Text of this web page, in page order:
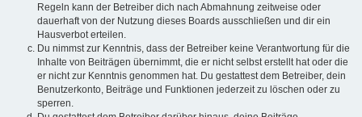
Regeln kann der Betreiber dich nach Abmahnung zeitweise oder
dauerhaft von der Nutzung dieses Boards ausschließen und dir ein
Hausverbot erteilen.
Du nimmst zur Kenntnis, dass der Betreiber keine Verantwortung für die
Inhalte von Beiträgen übernimmt, die er nicht selbst erstellt hat oder die
er nicht zur Kenntnis genommen hat. Du gestattest dem Betreiber, dein
Benutzerkonto, Beiträge und Funktionen jederzeit zu löschen oder zu
sperren.